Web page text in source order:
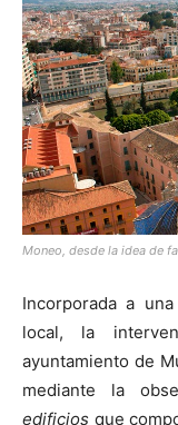
Moneo, desde la idea de
Incorporada a
local, la
ayuntamiento de
mediante la
edificios que